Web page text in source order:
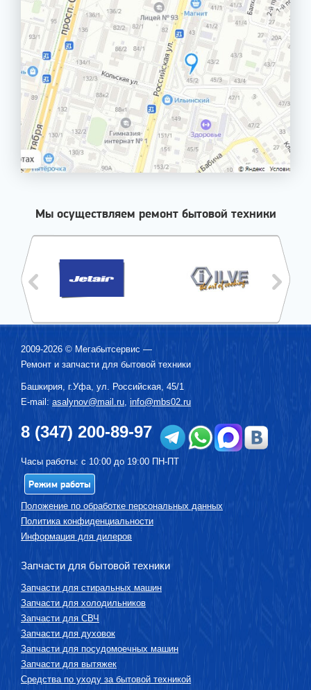
Мы осуществляем ремонт бытовой техники
2009-2026 © Мегабытсервис —
Ремонт и запчасти для бытовой техники
Башкирия, г.Уфа, ул. Российская, 45/1
E-mail: asalynov@mail.ru, info@mbs02.ru
8 (347) 200-89-97
Часы работы: с 10:00 до 19:00 ПН-ПТ
Режим работы
Положение по обработке персональных данных
Политика конфиденциальности
Информация для дилеров
Запчасти для бытовой техники
Запчасти для стиральных машин
Запчасти для холодильников
Запчасти для СВЧ
Запчасти для духовок
Запчасти для посудомоечных машин
Запчасти для вытяжек
Средства по уходу за бытовой техникой